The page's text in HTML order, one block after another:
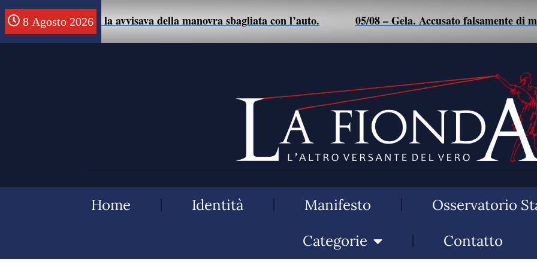
8 Agosto 2026
un uomo che la avvisava della manovra sbagliata con l’auto. 05/08 – Gela. Accusato falsamente di
Home Identità Manifesto Osservatorio
Categorie
Contatto